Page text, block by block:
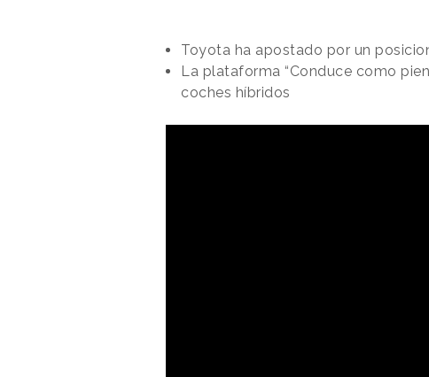
Toyota ha apostado por un
La plataforma “Conduce como
coches híbridos